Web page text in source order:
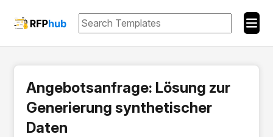
Angebotsanfrage: Lösung zur
Generierung synthetischer
Daten